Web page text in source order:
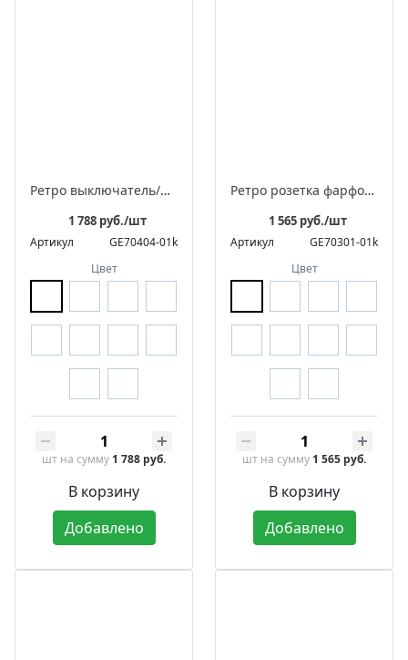
Ретро выключатель/переключатель фарфоровый поворотный проходной одноклавишный, под деревянную рамку, серия «МезонинЪ»
1 788 руб./шт
Артикул
GE70404-01k
Цвет
шт на сумму 1 788 руб.
В корзину
Добавлено
Ретро розетка фарфоровая с заземляющим контактом, под деревянную рамку, серия «МезонинЪ»
1 565 руб./шт
Артикул
GE70301-01k
Цвет
шт на сумму 1 565 руб.
В корзину
Добавлено